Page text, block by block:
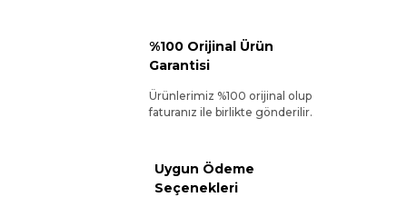
%100 Orijinal Ürün
Garantisi
Ürünlerimiz %100 orijinal olup
faturanız ile birlikte gönderilir.
Uygun Ödeme
Seçenekleri